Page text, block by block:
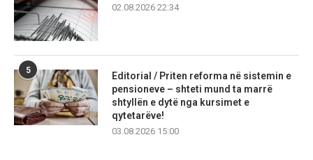
02.08.2026 22:34
5
Editorial / Priten reforma në sistemin e
pensioneve – shteti mund ta marrë
shtyllën e dytë nga kursimet e
qytetarëve!
03.08.2026 15:00